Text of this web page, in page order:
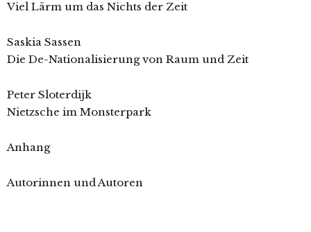
Viel Lärm um das Nichts der Zeit
Saskia Sassen
Die De-Nationalisierung von Raum und Zeit
Peter Sloterdijk
Nietzsche im Monsterpark
Anhang
Autorinnen und Autoren